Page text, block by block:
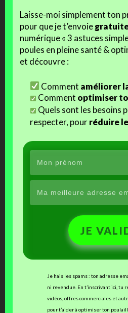
23:10 extinction des feux de
fatiguée pour continuer !!!!
Douce nuit et à
Facebook
Ces articles devraient vous intéresser :
Les coulisses de
Brahmaland : une semaine
Les
Laisse-moi simplement ton
pour que je t’envoie
numérique « 3 astuces
poules en pleine santé &
et découvre :
Comment améliorer
Comment optimiser
Quels sont les besoins
respecter, pourréduire
JE
Je hais les spams : ton adresse
ni revendue. En t’inscrivant ici, tu
vidéos, offres commerciales et
pour t’aider à optimiser ton